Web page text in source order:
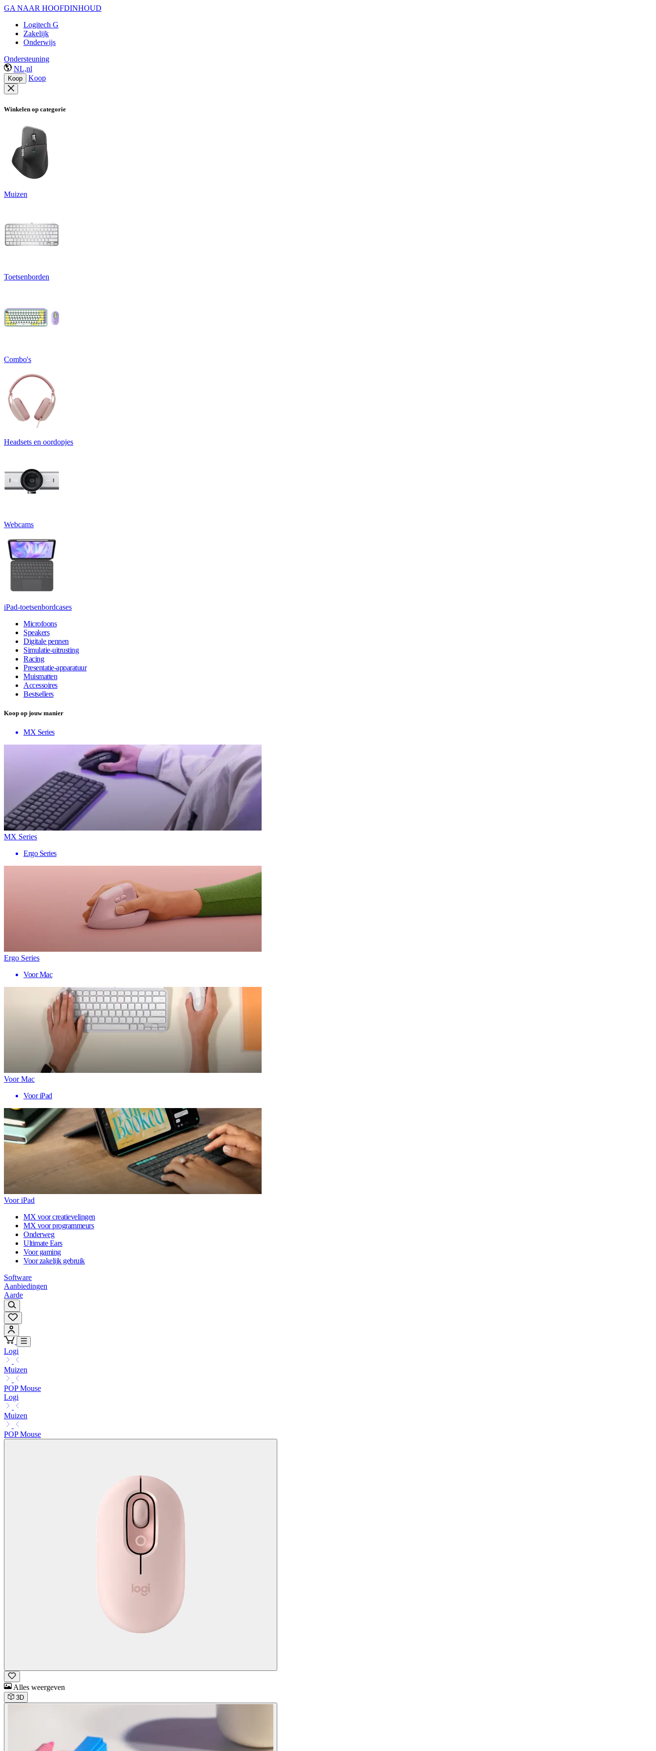
GA NAAR HOOFDINHOUD
Logitech G
Zakelijk
Onderwijs
Ondersteuning
NL,nl
Koop Koop
Winkelen op categorie
Muizen
Toetsenborden
Combo's
Headsets en oordopjes
Webcams
iPad-toetsenbordcases
Microfoons
Speakers
Digitale pennen
Simulatie-uitrusting
Racing
Presentatie-apparatuur
Muismatten
Accessoires
Bestsellers
Koop op jouw manier
MX Series
MX Series
Ergo Series
Ergo Series
Voor Mac
Voor Mac
Voor iPad
Voor iPad
MX voor creatievelingen
MX voor programmeurs
Onderweg
Ultimate Ears
Voor gaming
Voor zakelijk gebruik
Software
Aanbiedingen
Aarde
Logi
Muizen
POP Mouse
Logi
Muizen
POP Mouse
Alles weergeven
3D